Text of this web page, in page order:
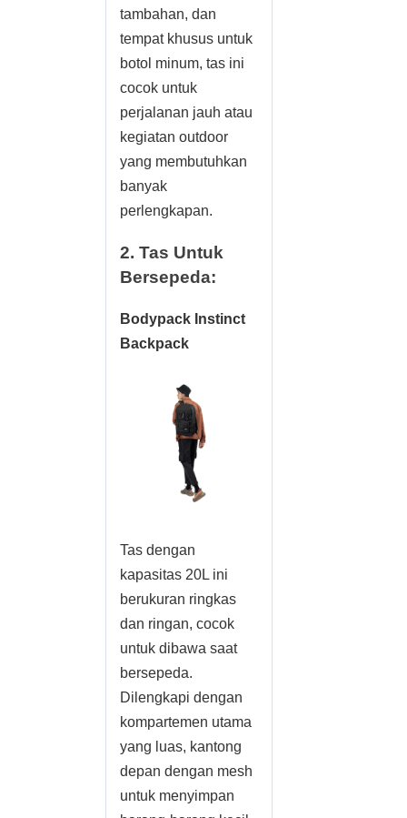
tambahan, dan
tempat khusus untuk
botol minum, tas ini
cocok untuk
perjalanan jauh atau
kegiatan outdoor
yang membutuhkan
banyak
perlengkapan.
2. Tas Untuk
Bersepeda:
Bodypack Instinct
Backpack
Tas dengan
kapasitas 20L ini
berukuran ringkas
dan ringan, cocok
untuk dibawa saat
bersepeda.
Dilengkapi dengan
kompartemen utama
yang luas, kantong
depan dengan mesh
untuk menyimpan